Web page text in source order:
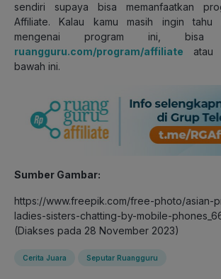
sendiri supaya bisa memanfaatkan
Affiliate. Kalau kamu masih ingin
mengenai program ini, bisa
ruangguru.com/program/affiliate
bawah ini.
Sumber Gambar:
https://www.freepik.com/free-photo/asian-
ladies-sisters-chatting-by-mobile-
(Diakses pada 28 November 2023)
Cerita Juara Seputar Ruangguru